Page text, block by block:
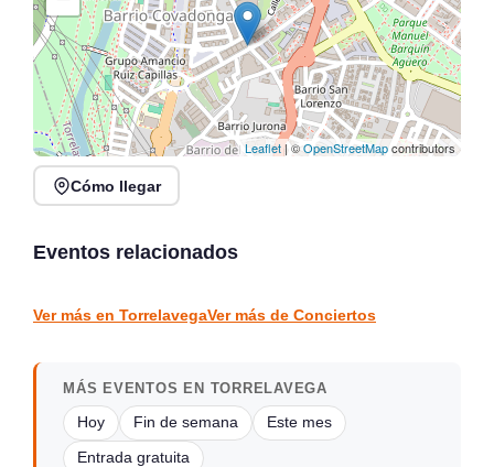
Leaflet| ©OpenStreetMapcontributors
Cómo llegar
Eventos relacionados
Conciertos de la Atalaya
Laredo
Ver más en TorrelavegaVer más de Conciertos
MÁS EVENTOS EN TORRELAVEGA
Hoy Fin de semana Este mes
Entrada gratuita